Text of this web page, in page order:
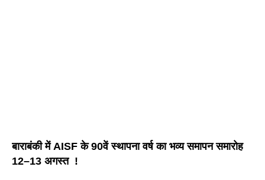
बाराबंकी में AISF के 90वें स्थापना वर्ष का भव्य समापन समारोह
12–13 अगस्त !